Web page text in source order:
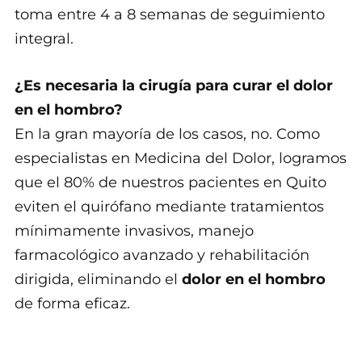
toma entre 4 a 8 semanas de seguimiento
integral.
¿Es necesaria la cirugía para curar el dolor
en el hombro?
En la gran mayoría de los casos, no. Como
especialistas en Medicina del Dolor, logramos
que el 80% de nuestros pacientes en Quito
eviten el quirófano mediante tratamientos
mínimamente invasivos, manejo
farmacológico avanzado y rehabilitación
dirigida, eliminando el dolor en el hombro
de forma eficaz.